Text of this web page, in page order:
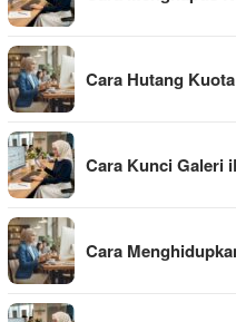
Cara Hutang
Cara Kunci Galeri
Cara